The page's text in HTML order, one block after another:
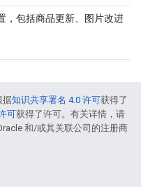
，包括商品更新、图片改进
据知识共享署名 4.0 许可获得了
可获得了许可。有关详情，请
和/或其关联公司的注册商